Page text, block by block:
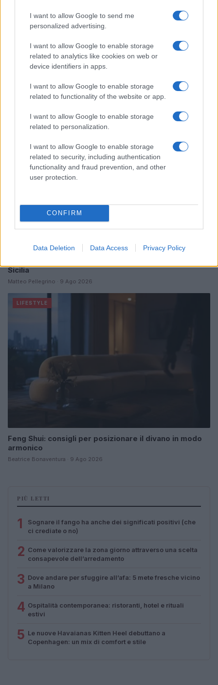
I want to allow Google to send me
personalized advertising.
I want to allow Google to enable storage
related to analytics like cookies on web or
device identifiers in apps.
I want to allow Google to enable storage
related to functionality of the website or app.
I want to allow Google to enable storage
related to personalization.
I want to allow Google to enable storage
related to security, including authentication
functionality and fraud prevention, and other
user protection.
CONFIRM
Data Deletion Data Access Privacy Policy
Guida step-by-step per un’immagine pubblica
credibile e glam
LIFESTYLE
Sicilia
Matteo Pellegrino · 9 Ago 2026
LIFESTYLE
Feng Shui: consigli per posizionare il divano in modo
armonico
Beatrice Bonaventura · 9 Ago 2026
PIÙ LETTI
1
Sognare il fango ha anche dei significati positivi (che
ci crediate o no)
2 Come valorizzare la zona giorno attraverso una scelta
consapevole dell’arredamento
3 Dove andare per sfuggire all’afa: 5 mete fresche vicino
a Milano
4 Ospitalità contemporanea: ristoranti, hotel e rituali
estivi
5 Le nuove Havaianas Kitten Heel debuttano a
Copenhagen: un mix di comfort e stile